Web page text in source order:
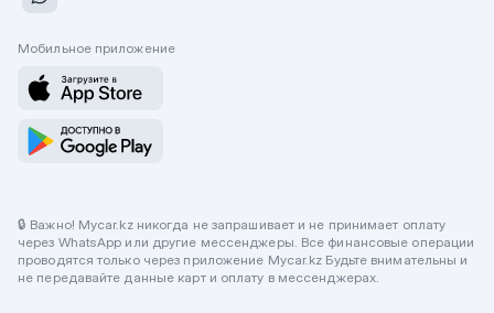
Мобильное приложение
🔒 Важно! Mycar.kz никогда не запрашивает и не принимает оплату
через WhatsApp или другие мессенджеры. Все финансовые операции
проводятся только через приложение Mycar.kz Будьте внимательны и
не передавайте данные карт и оплату в мессенджерах.